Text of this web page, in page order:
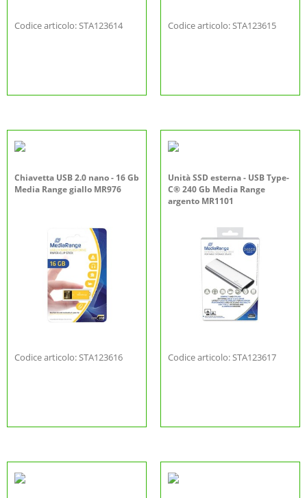
Codice articolo: STA123614 Codice articolo: STA123615
Chiavetta USB 2.0 nano - 16 Gb
Media Range giallo MR976
Codice articolo: STA123616
Unità SSD esterna - USB Type-
C® 240 Gb Media Range
argento MR1101
Codice articolo: STA123617